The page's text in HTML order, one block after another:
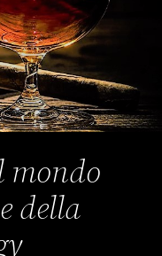
mondo
della